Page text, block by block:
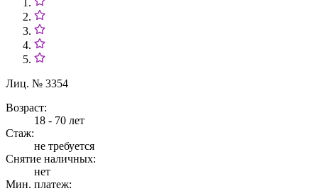
Лиц. № 3354
Возраст:
18 - 70 лет
Стаж:
не требуется
Снятие наличных:
нет
Мин. платеж: